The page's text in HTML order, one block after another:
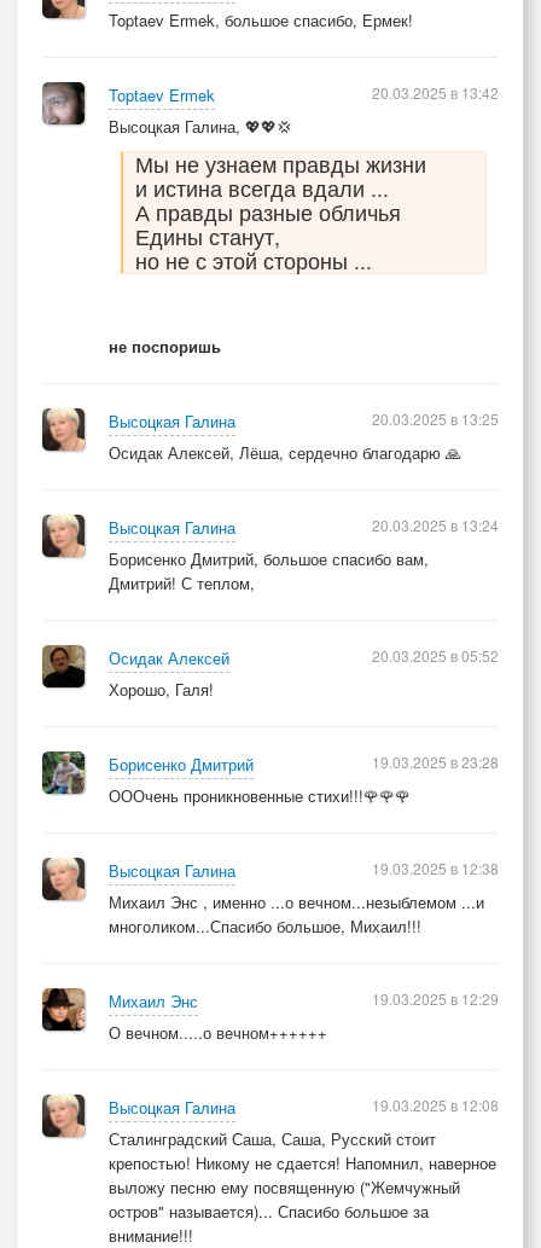
Toptaev Ermek, большое спасибо, Ермек!
Toptaev Ermek
Высоцкая Галина, 💖💖💢
Мы не узнаем правды жизни
и истина всегда вдали ...
А правды разные обличья
Едины станут,
но не с этой стороны ...
не поспоришь
20.03.2025 в 13:42
Высоцкая Галина
Осидак Алексей, Лёша, сердечно благодарю 🙏
20.03.2025 в 13:25
Высоцкая Галина
Борисенко Дмитрий, большое спасибо вам,
Дмитрий! С теплом,
20.03.2025 в 13:24
Осидак Алексей
Хорошо, Галя!
20.03.2025 в 05:52
Борисенко Дмитрий
ОООчень проникновенные стихи!!!🌹🌹🌹
19.03.2025 в 23:28
Высоцкая Галина
Михаил Энс , именно ...о вечном...незыблемом ...и
многоликом...Спасибо большое, Михаил!!!
19.03.2025 в 12:38
Михаил Энс
О вечном.....о вечном++++++
19.03.2025 в 12:29
Высоцкая Галина
Сталинградский Саша, Саша, Русский стоит
крепостью! Никому не сдается! Напомнил, наверное
выложу песню ему посвященную ("Жемчужный
остров" называется)... Спасибо большое за
внимание!!!
19.03.2025 в 12:08